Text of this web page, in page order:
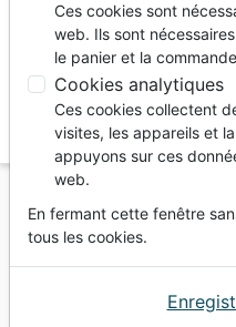
Vous ne pouvez pas
depuis votre pays
Ces cookies sont
web. Ils sont
le panier et la
Cookies analytiques
Ces cookies collectent
visites, les appareils et
appuyons sur ces
web.
En fermant cette fenêtre
tous les cookies.